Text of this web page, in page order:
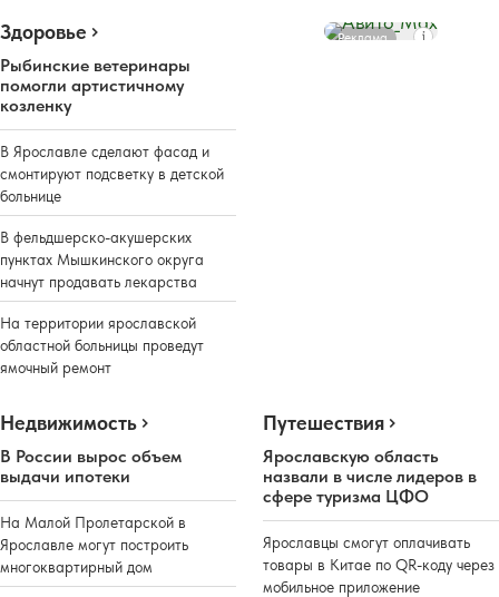
Здоровье
Рыбинские ветеринары
помогли артистичному
козленку
В Ярославле сделают фасад и
смонтируют подсветку в детской
больнице
В фельдшерско-акушерских
пунктах Мышкинского округа
начнут продавать лекарства
На территории ярославской
областной больницы проведут
ямочный ремонт
Реклама
Недвижимость
В России вырос объем
выдачи ипотеки
На Малой Пролетарской в
Ярославле могут построить
многоквартирный дом
Путешествия
Ярославскую область
назвали в числе лидеров в
сфере туризма ЦФО
Ярославцы смогут оплачивать
товары в Китае по QR-коду через
мобильное приложение